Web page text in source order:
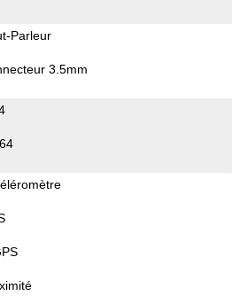
Parleur
3.5mm